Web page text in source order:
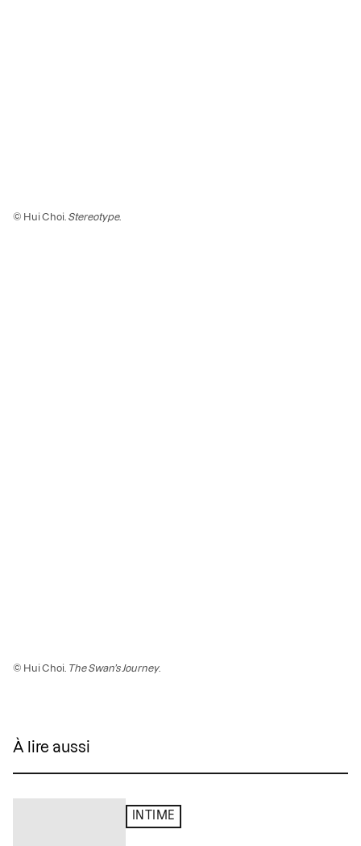
© Hui Choi. Stereotype.
© Hui Choi. The Swan’s Journey.
À lire aussi
INTIME